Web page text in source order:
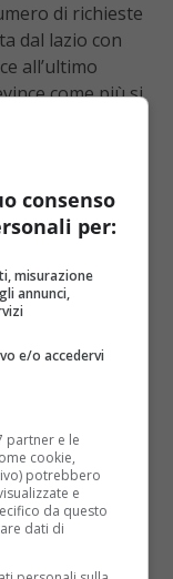
di richieste
dal lazio con
all’ultimo
come più si
fatti di
e propri
esempio
consenso
per:
misurazione
annunci,
e/o accedervi
partner e le
cookie,
potrebbero
e
da questo
dati di